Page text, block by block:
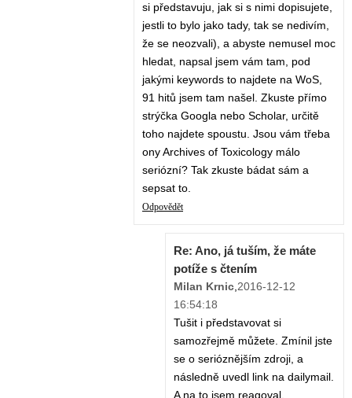
si představuju, jak si s nimi dopisujete,
jestli to bylo jako tady, tak se nedivím,
že se neozvali), a abyste nemusel moc
hledat, napsal jsem vám tam, pod
jakými keywords to najdete na WoS,
91 hitů jsem tam našel. Zkuste přímo
strýčka Googla nebo Scholar, určitě
toho najdete spoustu. Jsou vám třeba
ony Archives of Toxicology málo
seriózní? Tak zkuste bádat sám a
sepsat to.
Odpovědět
Re: Ano, já tuším, že máte
potíže s čtením
Milan Krnic,2016-12-12
16:54:18
Tušit i představovat si
samozřejmě můžete. Zmínil jste
se o serióznějším zdroji, a
následně uvedl link na dailymail.
A na to jsem reagoval.